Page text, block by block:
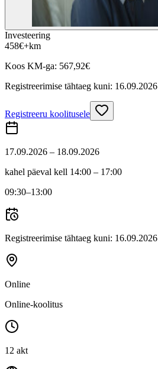
Investeering
458€+km
Koos KM-ga: 567,92€
Registreerimise tähtaeg kuni: 16.09.2026
Registreeru koolitusele
17.09.2026 – 18.09.2026
kahel päeval kell 14:00 – 17:00
09:30–13:00
Registreerimise tähtaeg kuni: 16.09.2026
Online
Online-koolitus
12 akt